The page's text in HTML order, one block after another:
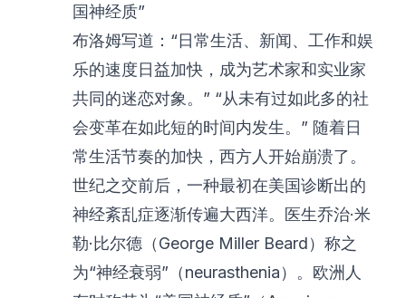
国神经质”
布洛姆写道：“日常生活、新闻、工作和娱
乐的速度日益加快，成为艺术家和实业家
共同的迷恋对象。” “从未有过如此多的社
会变革在如此短的时间内发生。” 随着日
常生活节奏的加快，西方人开始崩溃了。
世纪之交前后，一种最初在美国诊断出的
神经紊乱症逐渐传遍大西洋。医生乔治·米
勒·比尔德（George Miller Beard）称之
为“神经衰弱”（neurasthenia）。欧洲人